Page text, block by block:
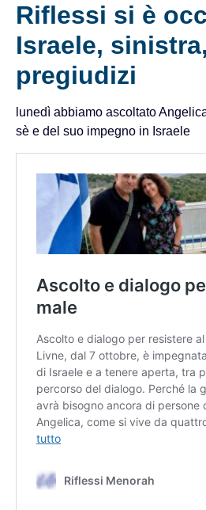
Riflessi si è
Israele,
pregiudizi
lunedì abbiamo ascoltato
sè e del suo impegno in Israele